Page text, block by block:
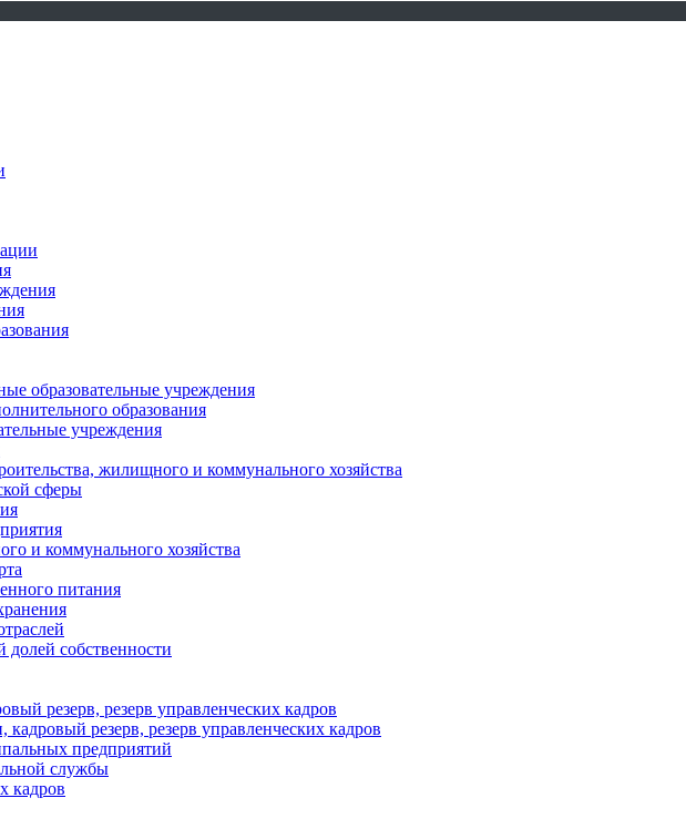
образовательные учреждения
образования
учреждения
жилищного и коммунального хозяйства
сферы
и коммунального хозяйства
питания
собственности
резерв, резерв управленческих кадров
резерв, резерв управленческих кадров
предприятий
службы
кадров